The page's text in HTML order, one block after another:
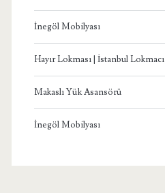
İnegöl Mobilyası
Hayır Lokması | İstanbul Lokmacı
Makaslı Yük Asansörü
İnegöl Mobilyası